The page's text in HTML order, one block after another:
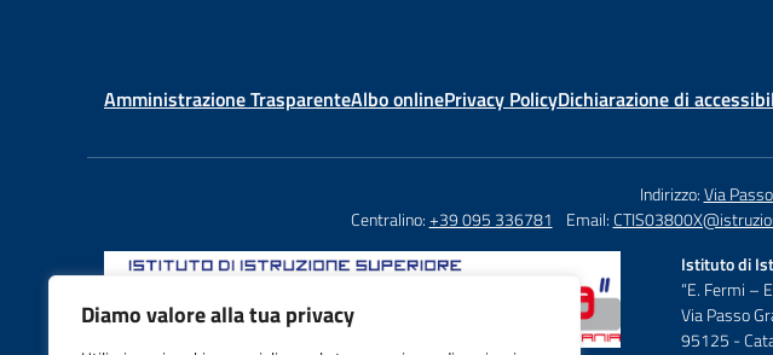
Diamo valore alla tua privacy
Amministrazione TrasparenteAlbo onlinePrivacy PolicyDichiarazione di
Indirizzo:Via
Centralino:+39 095 336781 Email:
Istituto di
“E. Fermi –
Via Passo
95125 -